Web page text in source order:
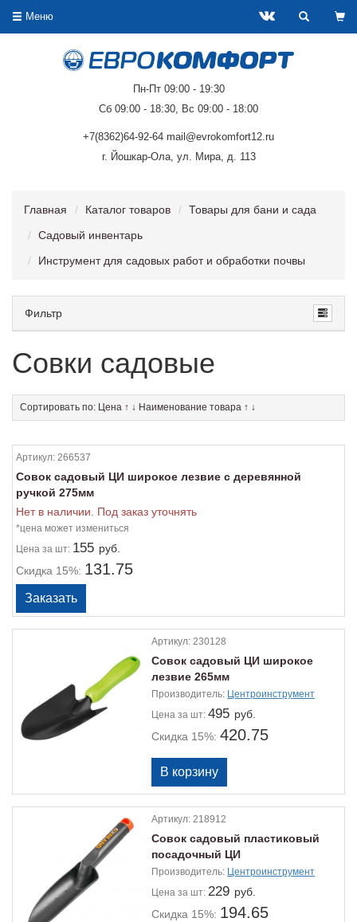
Меню
Пн-Пт 09:00 - 19:30
Сб 09:00 - 18:30, Вс 09:00 - 18:00
+7(8362)64-92-64 mail@evrokomfort12.ru
г. Йошкар-Ола, ул. Мира, д. 113
Главная Каталог товаров
Товары для бани и сада
Садовый инвентарь
Инструмент для садовых работ и обработки почвы
Фильтр
Совки садовые
Сортировать по: Цена ↑ ↓ Наименование товара ↑ ↓
Артикул: 266537
Совок садовый ЦИ широкое лезвие с деревянной
ручкой 275мм
Нет в наличии. Под заказ уточнять
*цена может измениться
Цена за шт: 155 руб.
Скидка 15%: 131.75
Артикул:230128
Совок садовый ЦИ широкое
лезвие 265мм
Производитель: Центроинструмент
Цена за шт:495 руб.
Скидка 15%:420.75
Артикул:218912
Совок садовый пластиковый
посадочный ЦИ
Производитель: Центроинструмент
Цена за шт:229 руб.
Скидка 15%: 194.65